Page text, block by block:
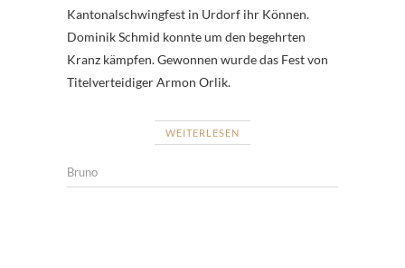
Kantonalschwingfest in Urdorf ihr Können.
Dominik Schmid konnte um den begehrten
Kranz kämpfen. Gewonnen wurde das Fest von
Titelverteidiger Armon Orlik.
WEITERLESEN
Bruno